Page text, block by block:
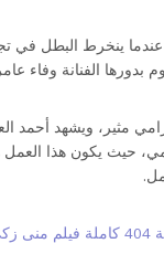
عندما ينخرط البطل في
الفنانة وفاء
مثير، ويشهد أحمد
حيث يكون هذا العمل